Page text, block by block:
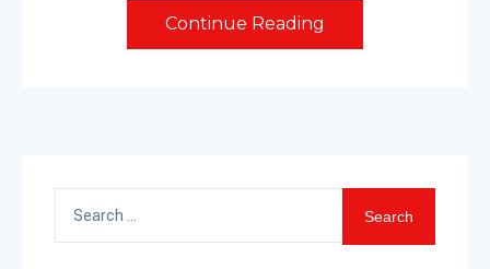
Continue Reading
for: